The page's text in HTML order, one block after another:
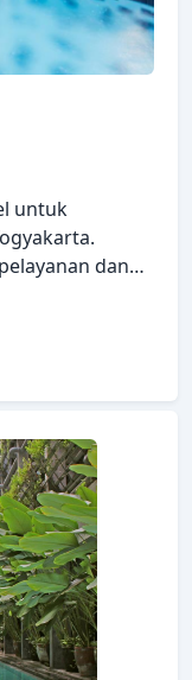
untuk
dan
setiap
kamar 24
fi di tempat
kamar ada
oleh
memberikan
dekorasi dan
layar datar,
akses
setelah
kolam renang
Anda
Hotel akan
di rumah.